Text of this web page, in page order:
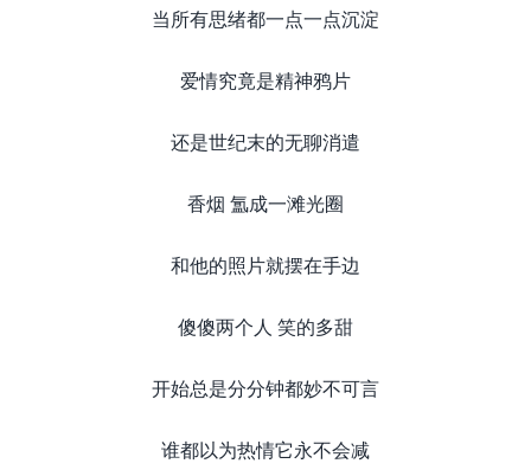
当所有思绪都一点一点沉淀
爱情究竟是精神鸦片
还是世纪末的无聊消遣
香烟 氲成一滩光圈
和他的照片就摆在手边
傻傻两个人 笑的多甜
开始总是分分钟都妙不可言
谁都以为热情它永不会减